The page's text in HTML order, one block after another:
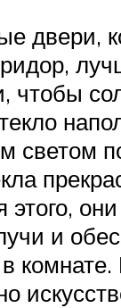
двери,
чтобы
светом
этого,
и
комнате.